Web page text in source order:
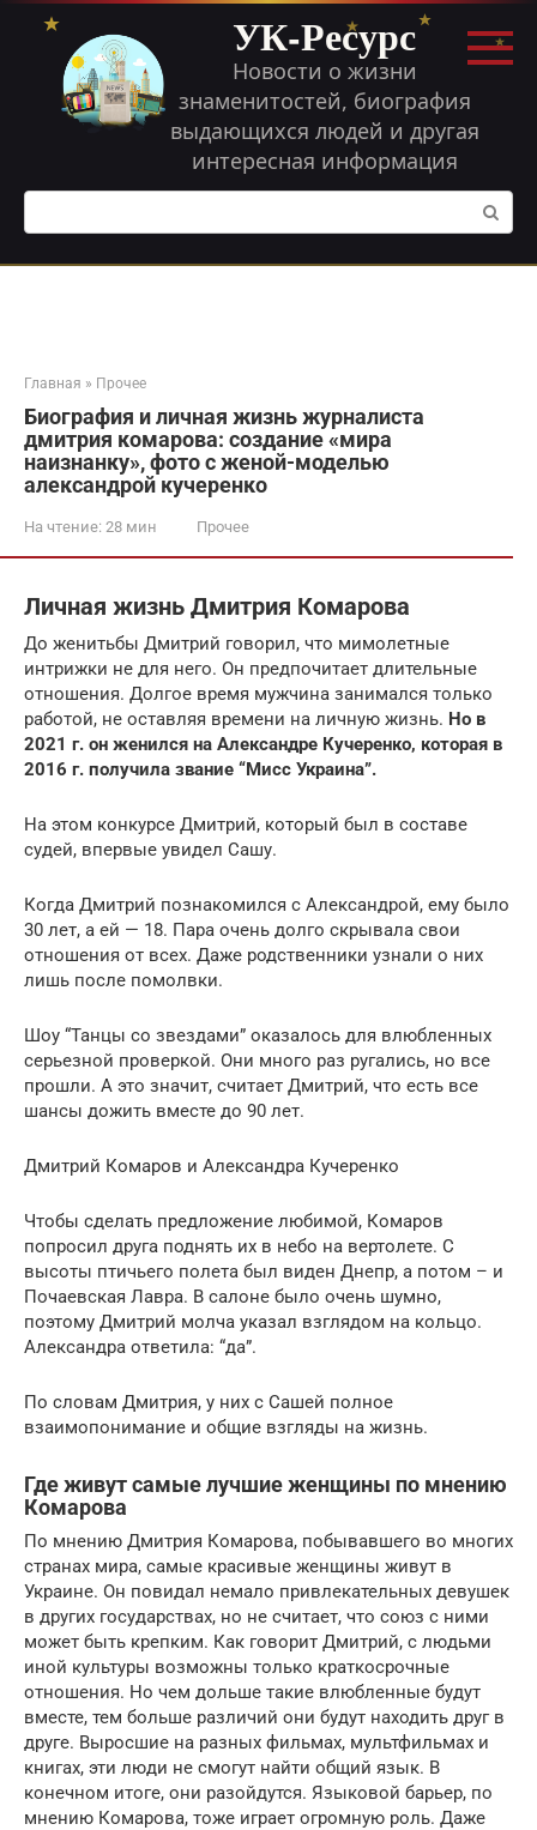
Перейти
контенту
УК-Ресурс
Новости о жизни
знаменитостей, биография
выдающихся людей и другая
интересная информация
Поиск:
Главная » Прочее
Биография и личная жизнь журналиста
дмитрия комарова: создание «мира
наизнанку», фото с женой-моделью
александрой кучеренко
На чтение: 28 мин Прочее
Личная жизнь Дмитрия Комарова
До женитьбы Дмитрий говорил, что мимолетные
интрижки не для него. Он предпочитает длительные
отношения. Долгое время мужчина занимался только
работой, не оставляя времени на личную жизнь. Но в
2021 г. он женился на Александре Кучеренко, которая в
2016 г. получила звание “Мисс Украина”.
На этом конкурсе Дмитрий, который был в составе
судей, впервые увидел Сашу.
Когда Дмитрий познакомился с Александрой, ему было
30 лет, а ей — 18. Пара очень долго скрывала свои
отношения от всех. Даже родственники узнали о них
лишь после помолвки.
Шоу “Танцы со звездами” оказалось для влюбленных
серьезной проверкой. Они много раз ругались, но все
прошли. А это значит, считает Дмитрий, что есть все
шансы дожить вместе до 90 лет.
Дмитрий Комаров и Александра Кучеренко
Чтобы сделать предложение любимой, Комаров
попросил друга поднять их в небо на вертолете. С
высоты птичьего полета был виден Днепр, а потом – и
Почаевская Лавра. В салоне было очень шумно,
поэтому Дмитрий молча указал взглядом на кольцо.
Александра ответила: “да”.
По словам Дмитрия, у них с Сашей полное
взаимопонимание и общие взгляды на жизнь.
Где живут самые лучшие женщины по мнению
Комарова
По мнению Дмитрия Комарова, побывавшего во многих
странах мира, самые красивые женщины живут в
Украине. Он повидал немало привлекательных девушек
в других государствах, но не считает, что союз с ними
может быть крепким. Как говорит Дмитрий, с людьми
иной культуры возможны только краткосрочные
отношения. Но чем дольше такие влюбленные будут
вместе, тем больше различий они будут находить друг в
друге. Выросшие на разных фильмах, мультфильмах и
книгах, эти люди не смогут найти общий язык. В
конечном итоге, они разойдутся. Языковой барьер, по
мнению Комарова, тоже играет огромную роль. Даже